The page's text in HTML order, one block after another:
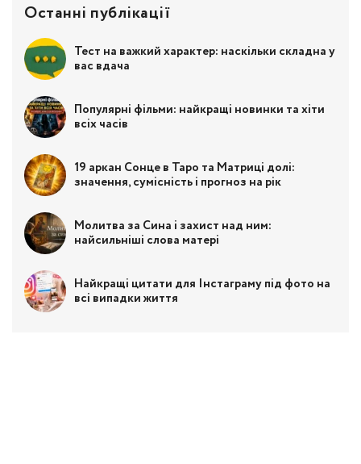
Останні публікації
Тест на важкий характер: наскільки складна у
вас вдача
Популярні фільми: найкращі новинки та хіти
всіх часів
19 аркан Сонце в Таро та Матриці долі:
значення, сумісність і прогноз на рік
Молитва за Сина і захист над ним:
найсильніші слова матері
Найкращі цитати для Інстаграму під фото на
всі випадки життя